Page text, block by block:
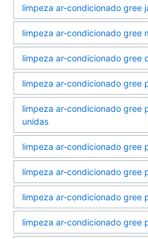
limpeza ar-condicionado gree
limpeza ar-condicionado gree
limpeza ar-condicionado gree
limpeza ar-condicionado gree
limpeza ar-condicionado gree
unidas
limpeza ar-condicionado gree
limpeza ar-condicionado gree
limpeza ar-condicionado gree
limpeza ar-condicionado gree